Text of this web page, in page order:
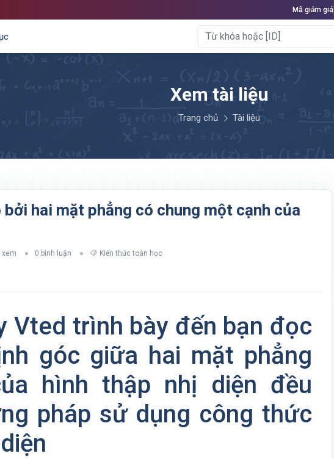
Mã giảm giá
Xem tài liệu
Trang chủ Tài liệu
hai mặt phẳng có chung một cạnh của
xem 0 bình luận Kiến thức toán học
Vted trình bày đến bạn đọc
góc giữa hai mặt phẳng
hình thập nhị diện đều
pháp sử dụng công thức